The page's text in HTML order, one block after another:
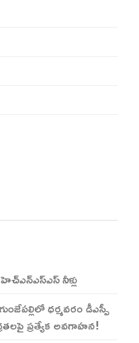
నీళ్లు
ధర్మవరం డీఎస్పీ
ప్రత్యేక అవగాహన!